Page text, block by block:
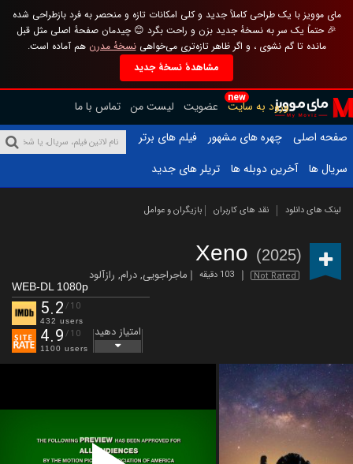
مای موویز با یک طراحی کاملاً جدید و کلی امکانات تازه و منحصر به فرد بازطراحی شده
🎉 حتماً یک سر به نسخهٔ جدید بزن و راحت بگرد 😊 چیدمان صفحهٔ اصلی مثل قبل
مانده تا گم نشوی ، و اگر ظاهر تازه‌تری می‌خواهینسخهٔ مدرن هم آماده است.
مشاهدهٔ نسخهٔ جدید
new
ورود به سایت عضویت لیست من تماس با ما
صفحه اصلی
چهره های مشهور
فیلم های برتر
سریال ها
آخرین دوبله ها تریلر های جدید
لینک های دانلود نقد های کاربران بازیگران و عوامل
Xeno (2025)
Not Rated 103 دقیقه ماجراجویی,درام, رازآلود
WEB-DL 1080p
5.2 /10
432 users
4.9 /10
1100 users
امتیاز دهید